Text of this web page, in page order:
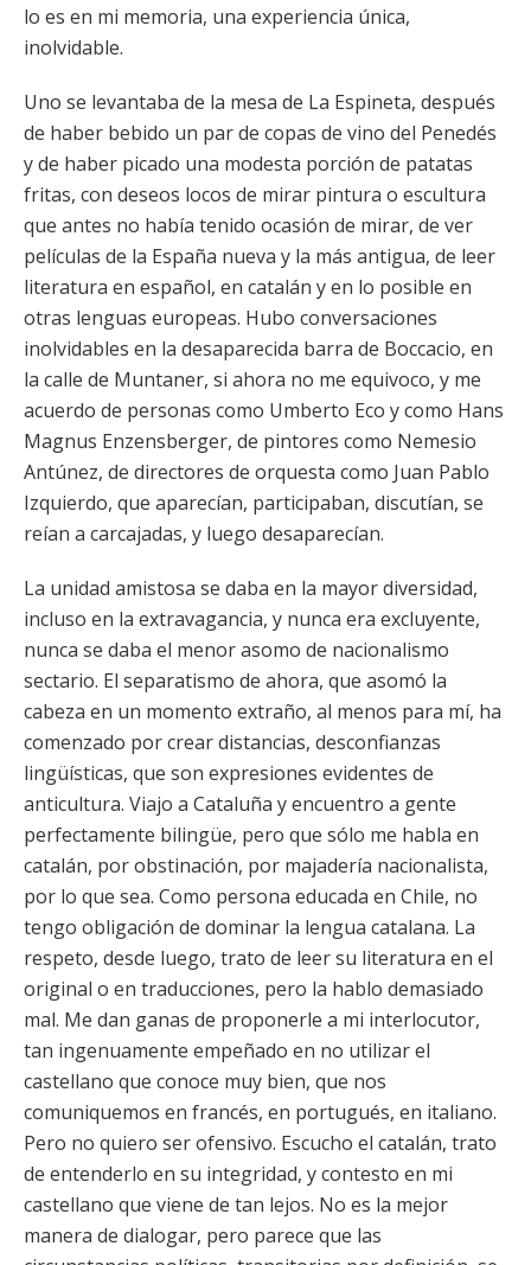
lo es en mi memoria, una experiencia única,
inolvidable.
Uno se levantaba de la mesa de La Espineta, después
de haber bebido un par de copas de vino del Penedés
y de haber picado una modesta porción de patatas
fritas, con deseos locos de mirar pintura o escultura
que antes no había tenido ocasión de mirar, de ver
películas de la España nueva y la más antigua, de leer
literatura en español, en catalán y en lo posible en
otras lenguas europeas. Hubo conversaciones
inolvidables en la desaparecida barra de Boccacio, en
la calle de Muntaner, si ahora no me equivoco, y me
acuerdo de personas como Umberto Eco y como Hans
Magnus Enzensberger, de pintores como Nemesio
Antúnez, de directores de orquesta como Juan Pablo
Izquierdo, que aparecían, participaban, discutían, se
reían a carcajadas, y luego desaparecían.
La unidad amistosa se daba en la mayor diversidad,
incluso en la extravagancia, y nunca era excluyente,
nunca se daba el menor asomo de nacionalismo
sectario. El separatismo de ahora, que asomó la
cabeza en un momento extraño, al menos para mí, ha
comenzado por crear distancias, desconfianzas
lingüísticas, que son expresiones evidentes de
anticultura. Viajo a Cataluña y encuentro a gente
perfectamente bilingüe, pero que sólo me habla en
catalán, por obstinación, por majadería nacionalista,
por lo que sea. Como persona educada en Chile, no
tengo obligación de dominar la lengua catalana. La
respeto, desde luego, trato de leer su literatura en el
original o en traducciones, pero la hablo demasiado
mal. Me dan ganas de proponerle a mi interlocutor,
tan ingenuamente empeñado en no utilizar el
castellano que conoce muy bien, que nos
comuniquemos en francés, en portugués, en italiano.
Pero no quiero ser ofensivo. Escucho el catalán, trato
de entenderlo en su integridad, y contesto en mi
castellano que viene de tan lejos. No es la mejor
manera de dialogar, pero parece que las